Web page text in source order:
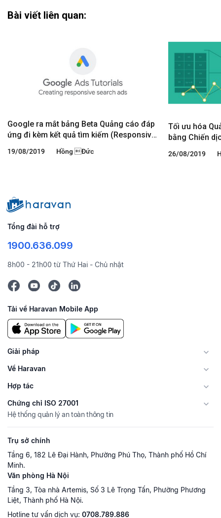
Bài viết liên quan:
Google ra mắt bảng Beta Quảng cáo đáp
ứng đi kèm kết quả tìm kiếm (Responsive
19/08/2019 Hồng Đức
Tối ưu hóa
bằng Chiến
26/08/2019
Tổng đài hỗ trợ
1900.636.099
8h00 - 21h00 từ Thứ Hai - Chủ nhật
Tải về Haravan Mobile App
Giải pháp
Về Haravan
Hợp tác
Chứng chỉ ISO 27001
Hệ thống quản lý an toàn thông tin
Trụ sở chính
Tầng 6, 182 Lê Đại Hành, Phường Phú Thọ, Thành phố Hồ Chí
Minh.
Văn phòng Hà Nội
Tầng 3, Tòa nhà Artemis, Số 3 Lê Trọng Tấn, Phường Phương
Liệt, Thành phố Hà Nội.
Hotline tư vấn dịch vụ: 0708.789.886